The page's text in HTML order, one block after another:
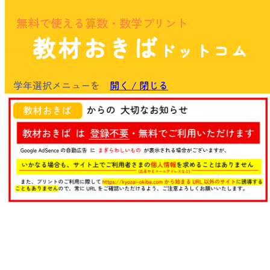
無料で使える算数・数学プリント
教材おきば ドットコム
学年選択メニューを 開く / 閉じる